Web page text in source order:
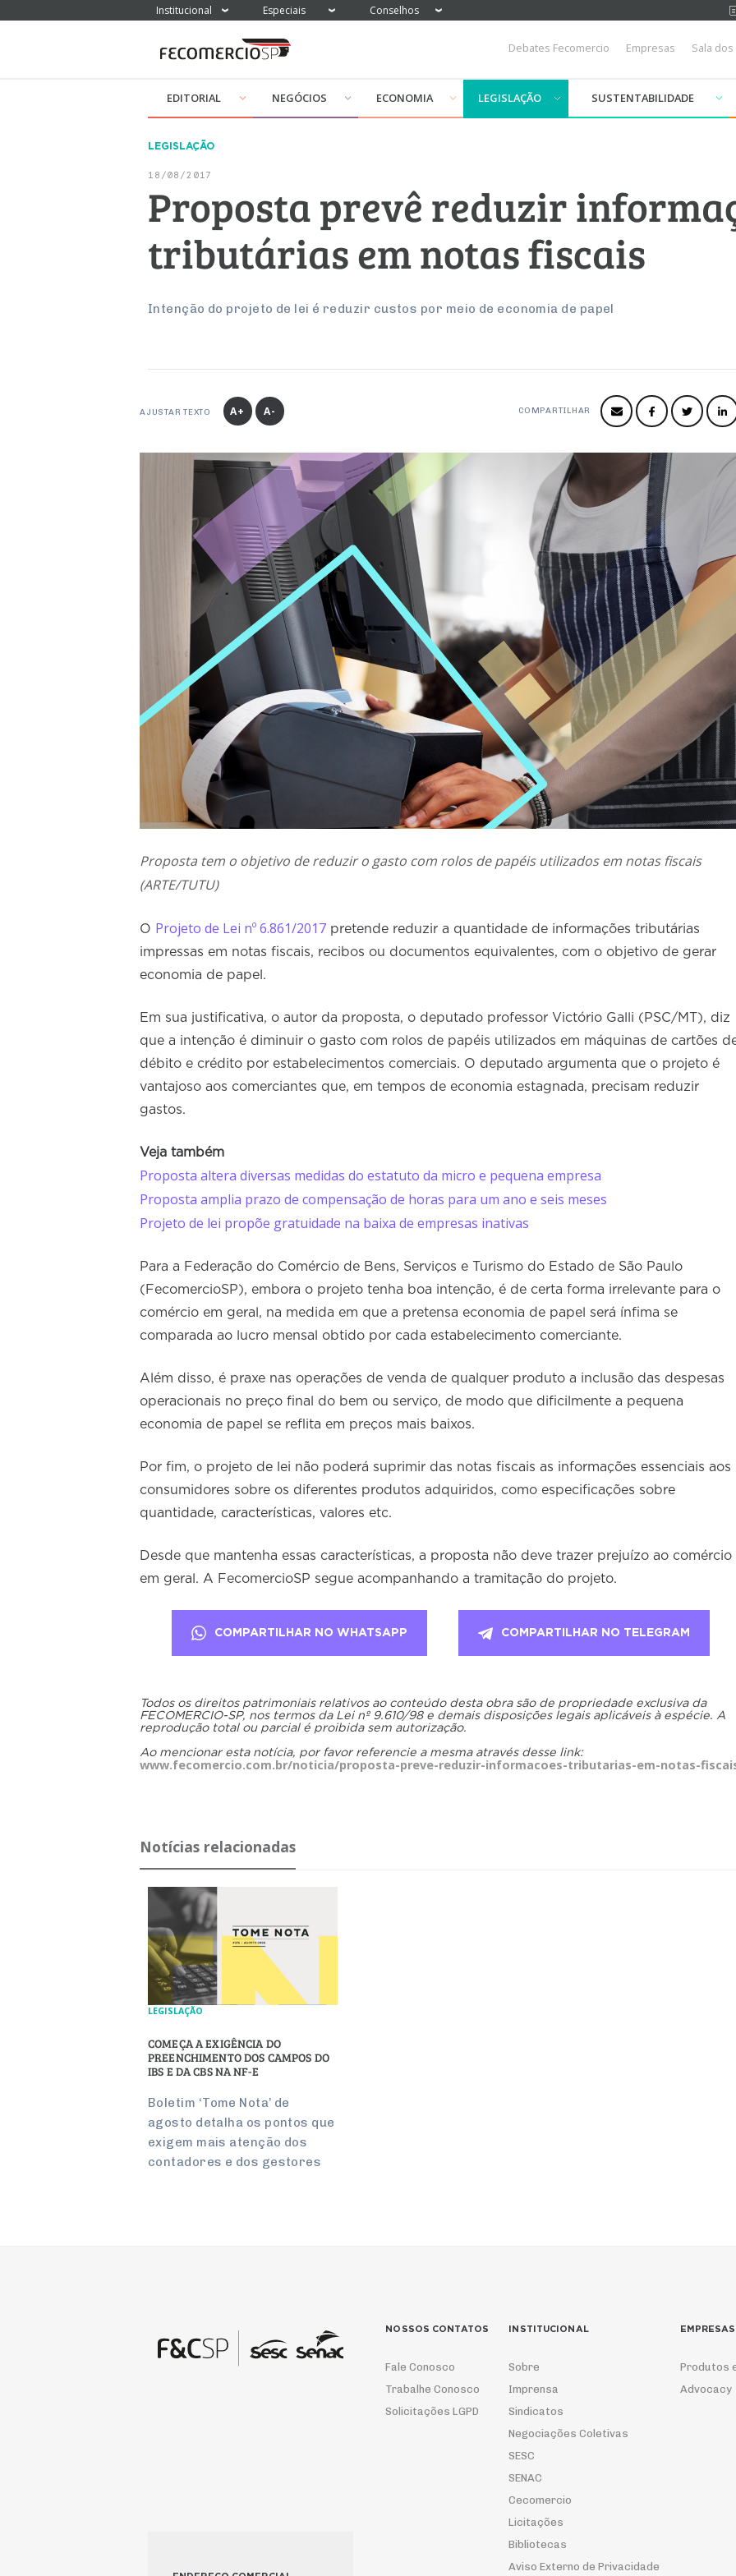
Institucional Especiais Conselhos
Debates Fecomercio Empresas Sala
EDITORIAL NEGÓCIOS ECONOMIA LEGISLAÇÃO SUSTENTABILIDADE
LEGISLAÇÃO
18/08/2017
Proposta prevê reduzir
tributárias em notas fiscais
Intenção do projeto de lei é reduzir custos por meio de economia de papel
AJUSTAR TEXTO A+ A- COMPARTILHAR
Proposta tem o objetivo de reduzir o gasto com rolos de papéis utilizados em notas fiscais
(ARTE/TUTU)
O Projeto de Lei nº 6.861/2017 pretende reduzir a quantidade de informações tributárias
impressas em notas fiscais, recibos ou documentos equivalentes, com o objetivo de gerar
economia de papel.
Em sua justificativa, o autor da proposta, o deputado professor Victório Galli (PSC/MT), diz
que a intenção é diminuir o gasto com rolos de papéis utilizados em máquinas de cartões
débito e crédito por estabelecimentos comerciais. O deputado argumenta que o projeto é
vantajoso aos comerciantes que, em tempos de economia estagnada, precisam reduzir
gastos.
Veja também
Proposta altera diversas medidas do estatuto da micro e pequena empresa
Proposta amplia prazo de compensação de horas para um ano e seis meses
Projeto de lei propõe gratuidade na baixa de empresas inativas
Para a Federação do Comércio de Bens, Serviços e Turismo do Estado de São Paulo
(FecomercioSP), embora o projeto tenha boa intenção, é de certa forma irrelevante para o
comércio em geral, na medida em que a pretensa economia de papel será ínfima se
comparada ao lucro mensal obtido por cada estabelecimento comerciante.
Além disso, é praxe nas operações de venda de qualquer produto a inclusão das despesas
operacionais no preço final do bem ou serviço, de modo que dificilmente a pequena
economia de papel se reflita em preços mais baixos.
Por fim, o projeto de lei não poderá suprimir das notas fiscais as informações essenciais aos
consumidores sobre os diferentes produtos adquiridos, como especificações sobre
quantidade, características, valores etc.
Desde que mantenha essas características, a proposta não deve trazer prejuízo ao comércio
em geral. A FecomercioSP segue acompanhando a tramitação do projeto.
COMPARTILHAR NO WHATSAPP COMPARTILHAR NO TELEGRAM
Todos os direitos patrimoniais relativos ao conteúdo desta obra são de propriedade exclusiva da
FECOMERCIO-SP, nos termos da Lei nº 9.610/98 e demais disposições legais aplicáveis à espécie. A
reprodução total ou parcial é proibida sem autorização.
Ao mencionar esta notícia, por favor referencie a mesma através desse link:
www.fecomercio.com.br/noticia/proposta-preve-reduzir-informacoes-tributarias-em-notas-
Notícias relacionadas
LEGISLAÇÃO
COMEÇA A EXIGÊNCIA DO
PREENCHIMENTO DOS CAMPOS DO
IBS E DA CBS NA NF-E
Boletim ‘Tome Nota’ de
agosto detalha os pontos que
exigem mais atenção dos
contadores e dos gestores
NOSSOS CONTATOS
Fale Conosco
Trabalhe Conosco
Solicitações LGPD
INSTITUCIONAL
Sobre
Imprensa
Sindicatos
Negociações Coletivas
SESC
SENAC
Cecomercio
Licitações
Bibliotecas
Aviso Externo de Privacidade
EMPRESAS
Produtos
Advocacy